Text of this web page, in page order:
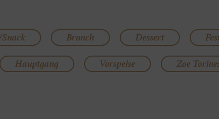
Brunch Dessert
Hauptgang
Vorspeise Zoe